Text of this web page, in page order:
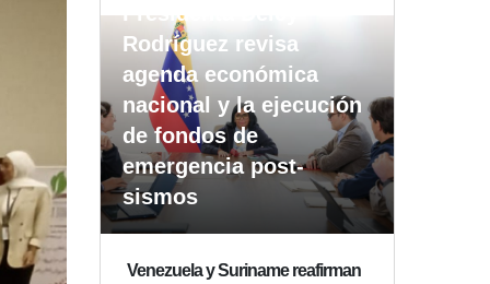
Presidenta Delcy
Rodríguez revisa
agenda económica
nacional y la ejecución
de fondos de
emergencia post-
sismos
Venezuela y Suriname reafirman